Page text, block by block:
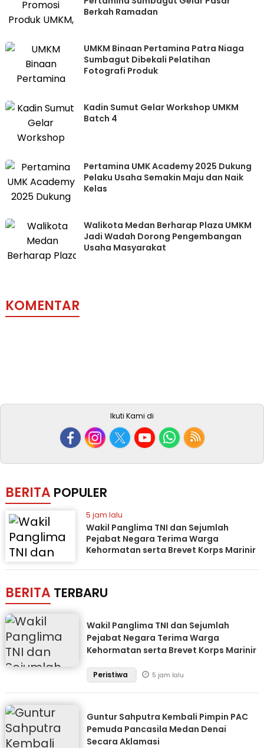
Berkah Ramadan
UMKM Binaan Pertamina Patra Niaga
Sumbagut Dibekali Pelatihan
Fotografi Produk
Kadin Sumut Gelar Workshop UMKM
Batch 4
Pertamina UMK Academy 2025 Dukung
Pelaku Usaha Semakin Maju dan Naik
Kelas
Walikota Medan Berharap Plaza UMKM
Jadi Wadah Dorong Pengembangan
Usaha Masyarakat
KOMENTAR
Ikuti Kami di
BERITA POPULER
5 jam lalu
Wakil Panglima TNI dan Sejumlah
Pejabat Negara Terima Warga
Kehormatan serta Brevet Korps Marinir
BERITA TERBARU
Wakil Panglima TNI dan Sejumlah
Pejabat Negara Terima Warga
Kehormatan serta Brevet Korps Marinir
Peristiwa 5 jam lalu
Guntur Sahputra Kembali Pimpin PAC
Pemuda Pancasila Medan Denai
Secara Aklamasi